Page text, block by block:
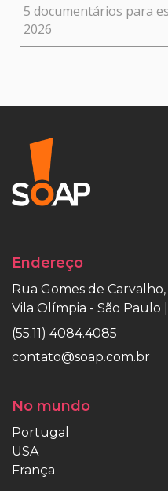
5 documentários para
2026
Endereço
Rua Gomes de Carvalho,
Vila Olímpia - São Paulo |
(55.11) 4084.4085
contato@soap.com.br
No mundo
Portugal
USA
França